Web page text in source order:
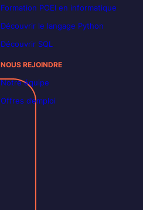
Formation POEI en informatique
Découvrir le langage Python
Découvrir SQL
NOUS REJOINDRE
Notre équipe
Offres d’emploi